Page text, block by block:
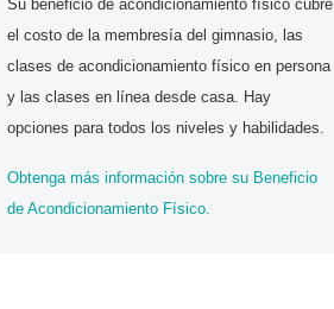
Su beneficio de acondicionamiento físico cubre
el costo de la membresía del gimnasio, las
clases de acondicionamiento físico en persona
y las clases en línea desde casa. Hay
opciones para todos los niveles y habilidades.
Obtenga más información sobre su Beneficio
de Acondicionamiento Físico.